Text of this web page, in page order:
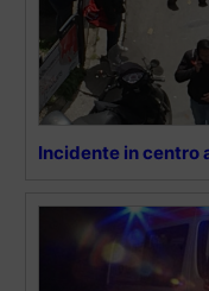
Incidente in centro